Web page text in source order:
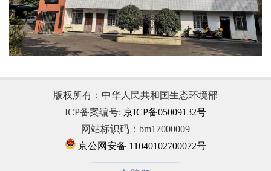
版权所有：中华人民共和国生态环境部
ICP备案编号: 京ICP备05009132号
网站标识码：bm17000009
京公网安备 11040102700072号